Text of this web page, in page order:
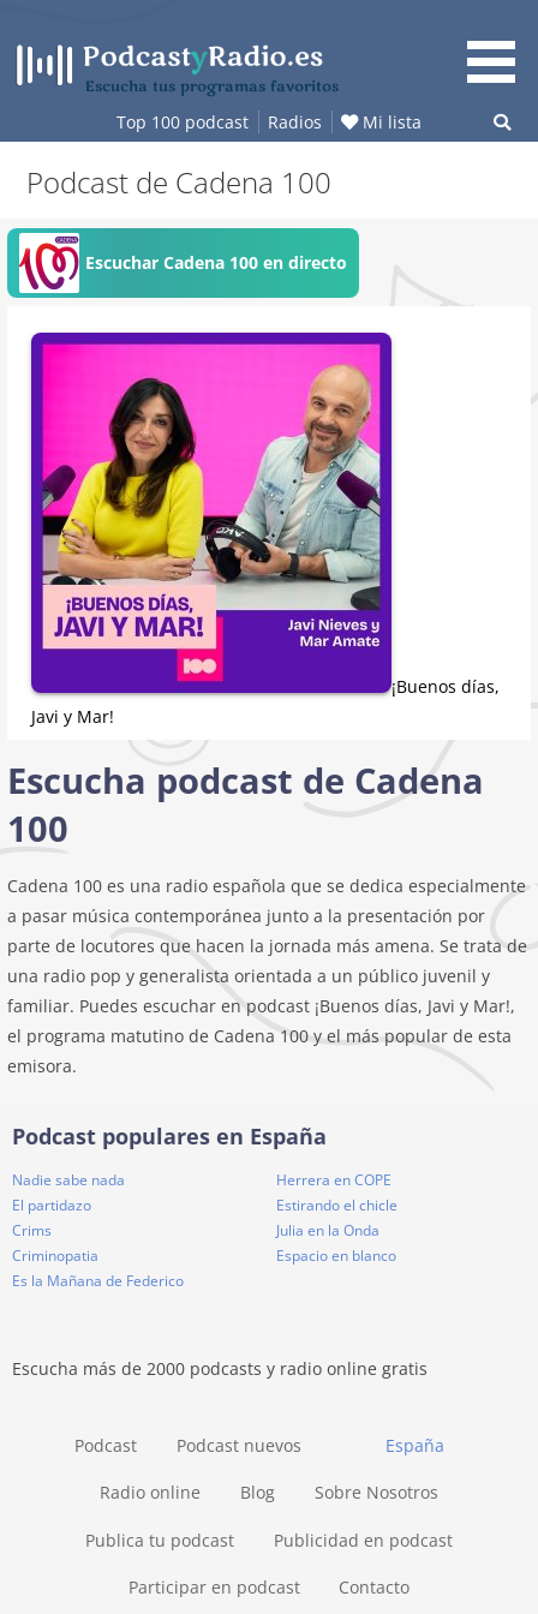
contenido
Escucha tus programas favoritos
Top 100 podcast Radios Mi lista
Podcast de Cadena 100
Escuchar Cadena 100 en directo
¡Buenos días,
Javi y Mar!
Escucha podcast de Cadena
100
Cadena 100 es una radio española que se dedica especialmente
a pasar música contemporánea junto a la presentación por
parte de locutores que hacen la jornada más amena. Se trata de
una radio pop y generalista orientada a un público juvenil y
familiar. Puedes escuchar en podcast ¡Buenos días, Javi y Mar!,
el programa matutino de Cadena 100 y el más popular de esta
emisora.
Podcast populares en España
Nadie sabe nada
El partidazo
Crims
Criminopatia
Es la Mañana de Federico
Herrera en COPE
Estirando el chicle
Julia en la Onda
Espacio en blanco
Escucha más de 2000 podcasts y radio online gratis
España
Podcast Podcast nuevos
Radio online Blog Sobre Nosotros
Publica tu podcast Publicidad en podcast
Participar en podcast Contacto